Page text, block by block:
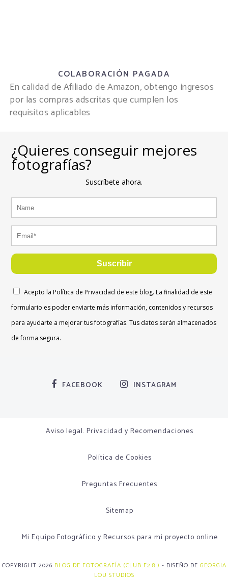
COLABORACIÓN PAGADA
En calidad de Afiliado de Amazon, obtengo ingresos
por las compras adscritas que cumplen los
requisitos aplicables
¿Quieres conseguir mejores
fotografías?
Suscríbete ahora.
Suscribir
Acepto la Política de Privacidad de este blog. La finalidad de este
formulario es poder enviarte más información, contenidos y recursos
para ayudarte a mejorar tus fotografías. Tus datos serán almacenados
de forma segura.
FACEBOOK INSTAGRAM
Aviso legal. Privacidad y Recomendaciones
Política de Cookies
Preguntas Frecuentes
Sitemap
Mi Equipo Fotográfico y Recursos para mi proyecto online
COPYRIGHT 2026 BLOG DE FOTOGRAFÍA (CLUB F2.8 ) - DISEÑO DE GEORGIA
LOU STUDIOS